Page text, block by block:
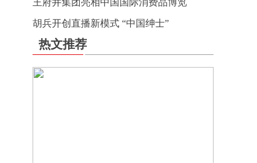
王府井集团亮相中国国际消费品博览
胡兵开创直播新模式 “中国绅士”
热文推荐